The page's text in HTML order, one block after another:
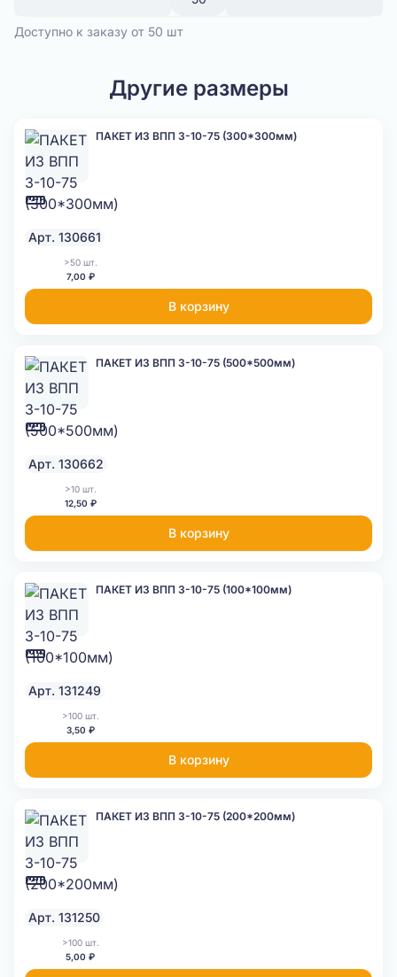
Доступно к заказу от 50 шт
Другие размеры
ПАКЕТ ИЗ ВПП 3-10-75 (300*300мм)
Арт. 130661
>50 шт.
7,00 ₽
В корзину
ПАКЕТ ИЗ ВПП 3-10-75 (500*500мм)
Арт. 130662
>10 шт.
12,50 ₽
В корзину
ПАКЕТ ИЗ ВПП 3-10-75 (100*100мм)
Арт. 131249
>100 шт.
3,50 ₽
В корзину
ПАКЕТ ИЗ ВПП 3-10-75 (200*200мм)
Арт. 131250
>100 шт.
5,00 ₽